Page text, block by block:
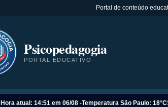
Portal de conteúdo
Psicopedagogia
PORTAL EDUCATIVO
Hora atual: 14:51 em 06/08 -Temperatura São Paulo: 18°C